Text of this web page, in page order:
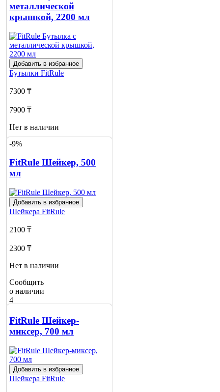
металлической
крышкой, 2200 мл
Добавить в избранное
Бутылки FitRule
7300 ₸
7900 ₸
Нет в наличии
Сообщить
1
-9%
FitRule Шейкер, 500
мл
Добавить в избранное
Шейкера FitRule
2100 ₸
2300 ₸
Нет в наличии
Сообщить
о наличии
4
FitRule Шейкер-
миксер, 700 мл
Добавить в избранное
Шейкера FitRule